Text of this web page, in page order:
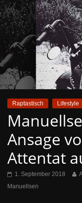
Raptastisch Lifestyle
Ansage
Attentat
1. September 2018
Manuellsen